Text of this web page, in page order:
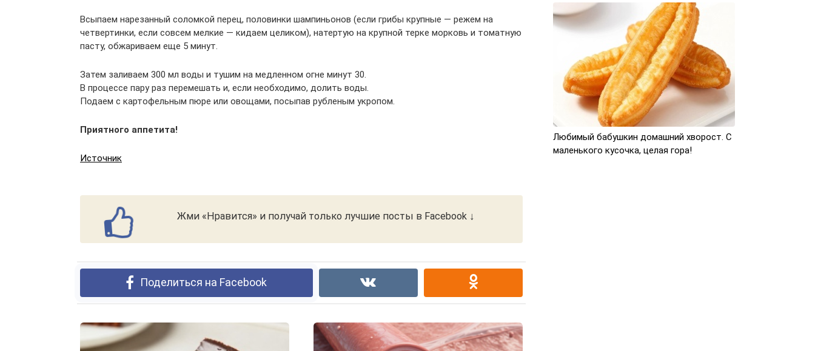
Всыпаем нарезанный соломкой перец, половинки шампиньонов (если грибы крупные — режем на
четвертинки, если совсем мелкие — кидаем целиком), натертую на крупной терке морковь и томатную
пасту, обжариваем еще 5 минут.
Затем заливаем 300 мл воды и тушим на медленном огне минут 30.
В процессе пару раз перемешать и, если необходимо, долить воды.
Подаем с картофельным пюре или овощами, посыпав рубленым укропом.
Приятного аппетита!
Источник
Жми «Нравится» и получай только лучшие посты в Facebook ↓
Поделиться на Facebook
Любимый бабушкин домашний хворост. С
маленького кусочка, целая гора!